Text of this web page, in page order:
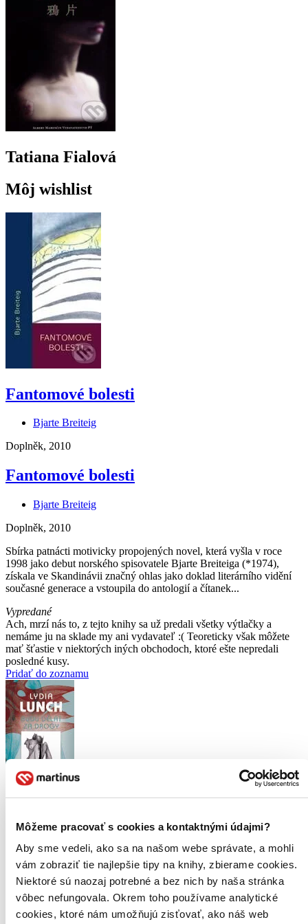
Môžeme pracovať s cookies a kontaktnými údajmi?
Aby sme vedeli, ako sa na našom webe správate, a mohli
vám zobraziť tie najlepšie tipy na knihy, zbierame cookies.
Niektoré sú naozaj potrebné a bez nich by naša stránka
vôbec nefungovala. Okrem toho používame analytické
cookies, ktoré nám umožňujú zisťovať, ako náš web
Tatiana Fialová
Môj wishlist
Fantomové bolesti
Bjarte Breiteig
Doplněk, 2010
Fantomové bolesti
Bjarte Breiteig
Doplněk, 2010
Sbírka patnácti motivicky propojených novel, která vyšla v roce
1998 jako debut norského spisovatele Bjarte Breiteiga (*1974),
získala ve Skandinávii značný ohlas jako doklad literárního vidění
současné generace a vstoupila do antologií a čítanek...
Vypredané
Ach, mrzí nás to, z tejto knihy sa už predali všetky výtlačky a
nemáme ju na sklade my ani vydavateľ :( Teoreticky však môžete
mať šťastie v niektorých iných obchodoch, ktoré ešte nepredali
posledné kusy.
Pridať do zoznamu
Budu dělat za drogy
Lydia Lunch
Maťa, 2011
Budu dělat za drogy